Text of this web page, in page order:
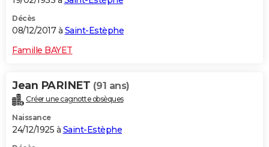
Décès
08/12/2017 à Saint-Estèphe
Famille BAYET
Jean PARINET (91 ans)
Créer une cagnotte obsèques
Naissance
24/12/1925 à Saint-Estèphe